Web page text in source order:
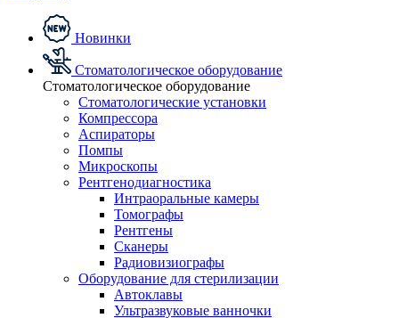
Новинки
Стоматологическое оборудование
Стоматологическое оборудование
Стоматологические установки
Компрессора
Аспираторы
Помпы
Микроскопы
Рентгенодиагностика
Интраоральные камеры
Томографы
Рентгены
Сканеры
Радиовизиографы
Оборудование для стерилизации
Автоклавы
Ультразвуковые ванночки